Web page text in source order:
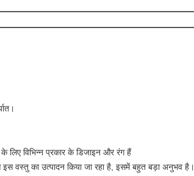
लिए विभिन्न प्रकार के डिजाइन और रंग हैं
वस्तु का उत्पादन किया जा रहा है, इसमें बहुत बड़ा अनुभव है।